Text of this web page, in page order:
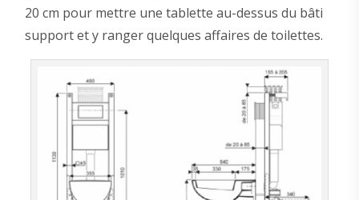
20 cm pour mettre une tablette au-dessus du bâti
support et y ranger quelques affaires de toilettes.